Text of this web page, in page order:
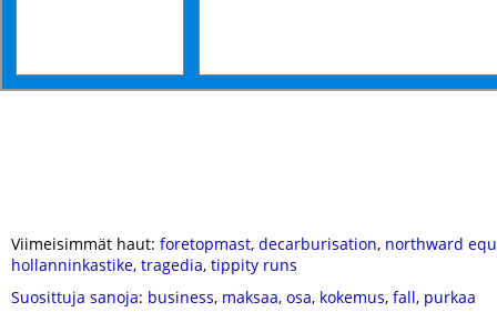
Viimeisimmät haut: foretopmast, decarburisation, northward
hollanninkastike, tragedia, tippity runs
Suosittuja sanoja: business, maksaa, osa, kokemus, fall, purkaa